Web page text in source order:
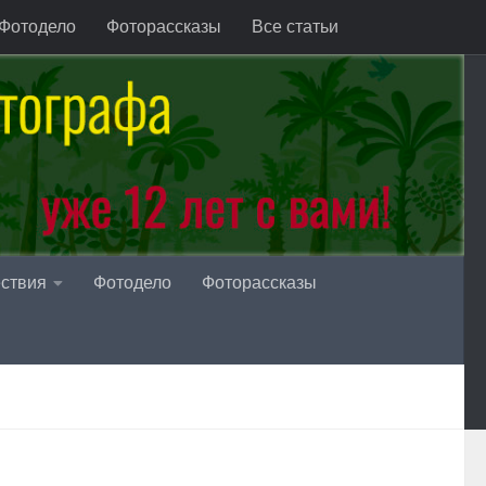
Фоторассказы Все статьи
Фотодело Фоторассказы